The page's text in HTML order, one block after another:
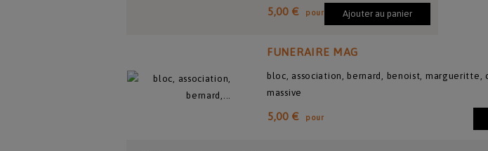
5,00 € pour Ajouter au panier
FUNERAIRE MAG
bloc, association, bernard, benoist, margueritte,
massive
5,00 € pour